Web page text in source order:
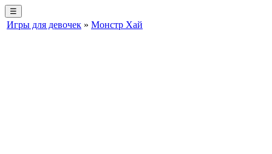
☰
Игры для девочек » Монстр Хай